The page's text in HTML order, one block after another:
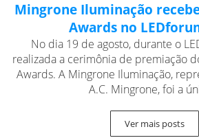
Mingrone Iluminação
Awards no
No dia 19 de agosto, durante o
realizada a cerimônia de premiação
Awards. A Mingrone Iluminação,
A.C. Mingrone, foi a
Ver mais posts